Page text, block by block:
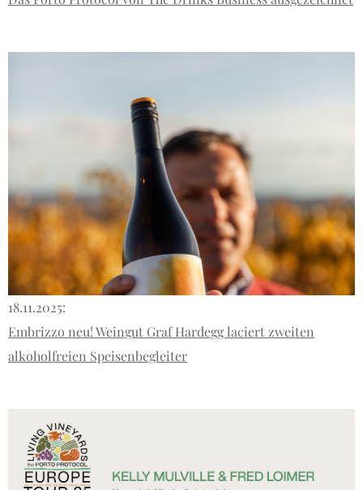
18.11.2025:
Embrizzo neu! Weingut Graf Hardegg laciert zweiten
alkoholfreien Speisenbegleiter